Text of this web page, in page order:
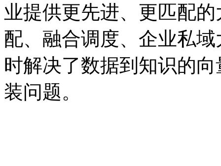
业提供更先进、更匹配
配、融合调度、企业
时解决了数据到知识的
装问题。